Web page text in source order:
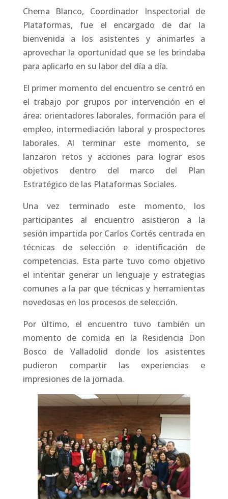
Chema Blanco, Coordinador Inspectorial de
Plataformas, fue el encargado de dar la
bienvenida a los asistentes y animarles a
aprovechar la oportunidad que se les brindaba
para aplicarlo en su labor del día a día.
El primer momento del encuentro se centró en
el trabajo por grupos por intervención en el
área: orientadores laborales, formación para el
empleo, intermediación laboral y prospectores
laborales. Al terminar este momento, se
lanzaron retos y acciones para lograr esos
objetivos dentro del marco del Plan
Estratégico de las Plataformas Sociales.
Una vez terminado este momento, los
participantes al encuentro asistieron a la
sesión impartida por Carlos Cortés centrada en
técnicas de selección e identificación de
competencias. Esta parte tuvo como objetivo
el intentar generar un lenguaje y estrategias
comunes a la par que técnicas y herramientas
novedosas en los procesos de selección.
Por último, el encuentro tuvo también un
momento de comida en la Residencia Don
Bosco de Valladolid donde los asistentes
pudieron compartir las experiencias e
impresiones de la jornada.